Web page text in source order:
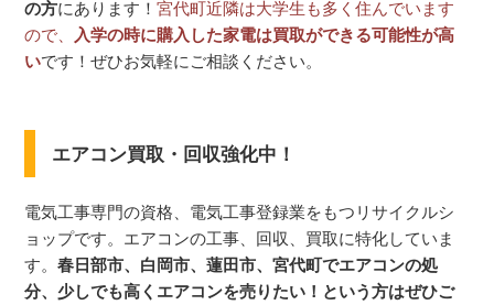
の方にあります！宮代町近隣は大学生も多く住んでいます
ので、
入学の時に購入した家電は買取ができる可能性が高
いです！ぜひお気軽にご相談ください。
エアコン買取・回収強化中！
電気工事専門の資格、電気工事登録業をもつリサイクルシ
ョップです。エアコンの工事、回収、買取に特化していま
す。春日部市、白岡市、蓮田市、宮代町でエアコンの処
分、少しでも高くエアコンを売りたい！という方はぜひご